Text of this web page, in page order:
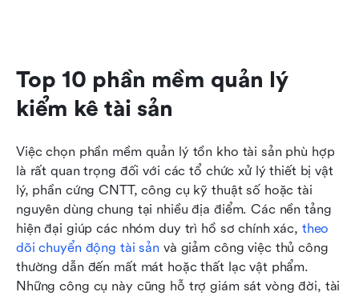
Top 10 phần mềm quản lý
kiểm kê tài sản
Việc chọn phần mềm quản lý tồn kho tài sản phù hợp
là rất quan trọng đối với các tổ chức xử lý thiết bị vật
lý, phần cứng CNTT, công cụ kỹ thuật số hoặc tài
nguyên dùng chung tại nhiều địa điểm. Các nền tảng
hiện đại giúp các nhóm duy trì hồ sơ chính xác, theo
dõi chuyển động tài sản và giảm công việc thủ công
thường dẫn đến mất mát hoặc thất lạc vật phẩm.
Những công cụ này cũng hỗ trợ giám sát vòng đời, tài